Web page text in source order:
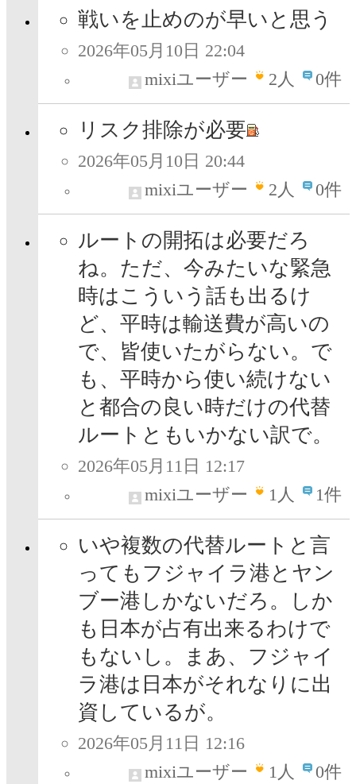
戦いを止めのが早いと思う
2026年05月10日 22:04
mixiユーザー
2人 0件
リスク排除が必要
2026年05月10日 20:44
mixiユーザー
2人 0件
ルートの開拓は必要だろ
ね。ただ、今みたいな緊急
時はこういう話も出るけ
ど、平時は輸送費が高いの
で、皆使いたがらない。で
も、平時から使い続けない
と都合の良い時だけの代替
ルートともいかない訳で。
2026年05月11日 12:17
mixiユーザー
1人 1件
いや複数の代替ルートと言
ってもフジャイラ港とヤン
ブー港しかないだろ。しか
も日本が占有出来るわけで
もないし。まあ、フジャイ
ラ港は日本がそれなりに出
資しているが。
2026年05月11日 12:16
mixiユーザー
1人 0件